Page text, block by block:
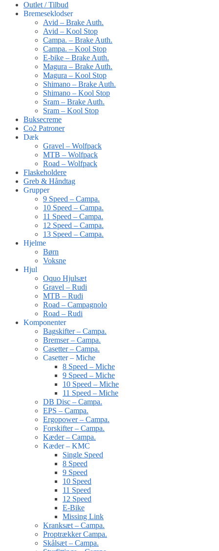
Outlet / Tilbud
Bremeseklodser
Avid – Brake Auth.
Avid – Kool Stop
Campa. – Brake Auth.
Campa. – Kool Stop
E-bike – Brake Auth.
Magura – Brake Auth.
Magura – Kool Stop
Shimano – Brake Auth.
Shimano – Kool Stop
Sram – Brake Auth.
Sram – Kool Stop
Buksecreme
Co2 Patroner
Dæk
Gravel – Wolfpack
MTB – Wolfpack
Road – Wolfpack
Flaskeholdere
Greb & Håndtag
Grupper
9 Speed – Campa.
10 Speed – Campa.
11 Speed – Campa.
12 Speed – Campa.
13 Speed – Campa.
Hjelme
Børn
Voksne
Hjul
Oquo Hjulsæt
Gravel – Rudi
MTB – Rudi
Road – Campagnolo
Road – Rudi
Komponenter
Bagskifter – Campa.
Bremser – Campa.
Casetter – Campa.
Casetter – Miche
8 Speed – Miche
9 Speed – Miche
10 Speed – Miche
11 Speed – Miche
DB Disc – Campa.
EPS – Campa.
Ergopower – Campa.
Forskifter – Campa.
Kæder – Campa.
Kæder – KMC
Single Speed
8 Speed
9 Speed
10 Speed
11 Speed
12 Speed
E-Bike
Missing Link
Kranksæt – Campa.
Proptrækker Campa.
Skålsæt – Campa.